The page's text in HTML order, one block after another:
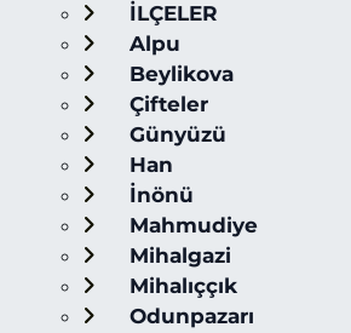
İLÇELER
Alpu
Beylikova
Çifteler
Günyüzü
Han
İnönü
Mahmudiye
Mihalgazi
Mihalıççık
Odunpazarı